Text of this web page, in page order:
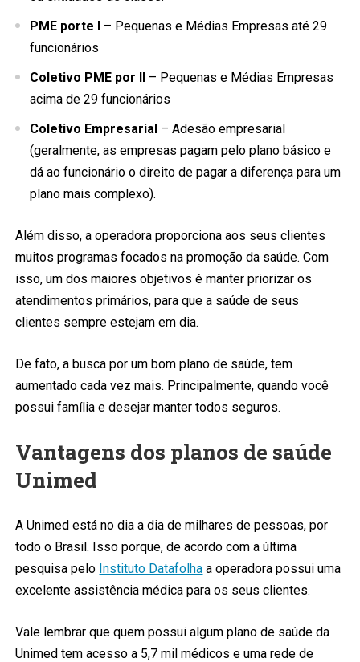
PME porte I – Pequenas e Médias Empresas até 29
funcionários
Coletivo PME por II – Pequenas e Médias Empresas
acima de 29 funcionários
Coletivo Empresarial – Adesão empresarial
(geralmente, as empresas pagam pelo plano básico e
dá ao funcionário o direito de pagar a diferença para um
plano mais complexo).
Além disso, a operadora proporciona aos seus clientes
muitos programas focados na promoção da saúde. Com
isso, um dos maiores objetivos é manter priorizar os
atendimentos primários, para que a saúde de seus
clientes sempre estejam em dia.
De fato, a busca por um bom plano de saúde, tem
aumentado cada vez mais. Principalmente, quando você
possui família e desejar manter todos seguros.
Vantagens dos planos de saúde
Unimed
A Unimed está no dia a dia de milhares de pessoas, por
todo o Brasil. Isso porque, de acordo com a última
pesquisa pelo Instituto Datafolha a operadora possui uma
excelente assistência médica para os seus clientes.
Vale lembrar que quem possui algum plano de saúde da
Unimed tem acesso a 5,7 mil médicos e uma rede de